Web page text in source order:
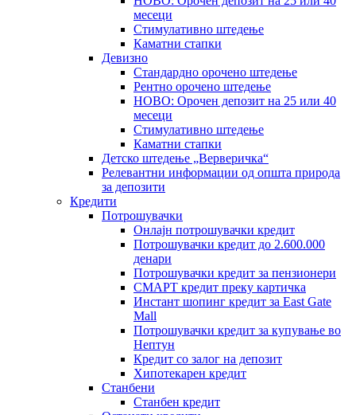
месеци
Стимулативно штедење
Каматни стапки
Девизно
Стандардно орочено штедење
Рентно орочено штедење
НОВО: Орочен депозит на 25 или 40
месеци
Стимулативно штедење
Каматни стапки
Детско штедење „Верверичка“
Релевантни информации од општа природа
за депозити
Кредити
Потрошувачки
Онлајн потрошувачки кредит
Потрошувачки кредит до 2.600.000
денари
Потрошувачки кредит за пензионери
СМАРТ кредит преку картичка
Инстант шопинг кредит за East Gate
Mall
Потрошувачки кредит за купување во
Нептун
Кредит со залог на депозит
Хипотекарен кредит
Станбени
Станбен кредит